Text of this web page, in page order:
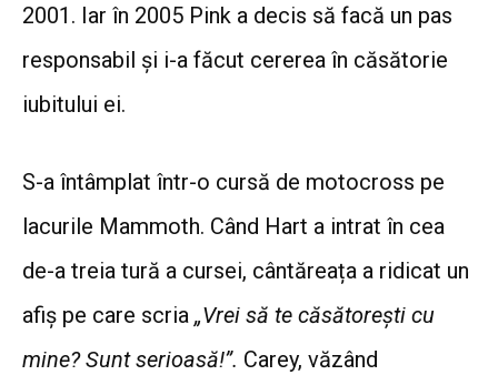
2001. Iar în 2005 Pink a decis să facă un pas
responsabil și i-a făcut cererea în căsătorie
iubitului ei.
S-a întâmplat într-o cursă de motocross pe
lacurile Mammoth. Când Hart a intrat în cea
de-a treia tură a cursei, cântăreața a ridicat un
afiș pe care scria „Vrei să te căsătorești cu
mine? Sunt serioasă!”. Carey, văzând